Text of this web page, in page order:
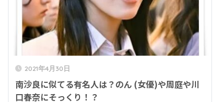
2021年4月30日
南沙良に似てる有名人は？のん (女優)や周庭や川
口春奈にそっくり！？